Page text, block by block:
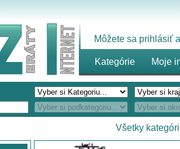
Môžete sa prihlásiť
Kategórie Moje
Všetky